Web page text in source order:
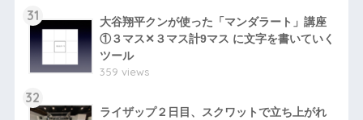
31
大谷翔平クンが使った「マンダラート」講座
①３マス✕３マス計9マス に文字を書いていく
ツール
359 views
32
ライザップ２日目、スクワットで立ち上がれ